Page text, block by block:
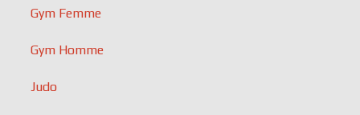
Gym Femme
Gym Homme
Judo